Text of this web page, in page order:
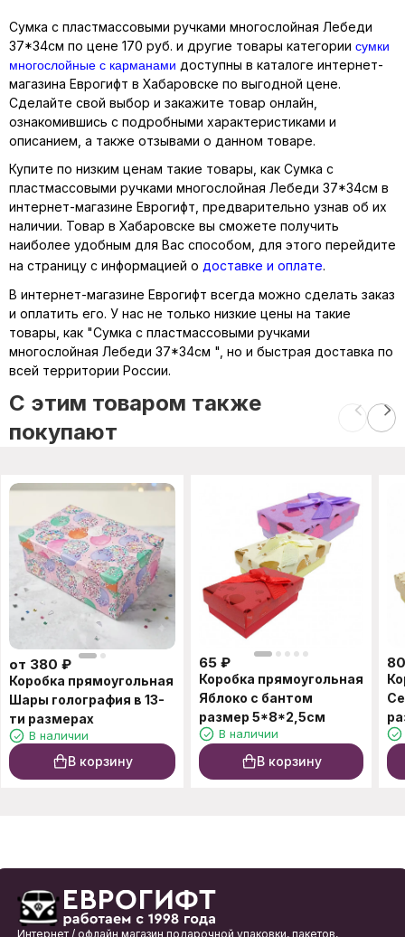
Сумка с пластмассовыми ручками многослойная Лебеди
37*34см по цене 170 руб. и другие товары категории сумки
многослойные с карманами доступны в каталоге интернет-
магазина Еврогифт в Хабаровске по выгодной цене.
Сделайте свой выбор и закажите товар онлайн,
ознакомившись с подробными характеристиками и
описанием, а также отзывами о данном товаре.
Купите по низким ценам такие товары, как Сумка с
пластмассовыми ручками многослойная Лебеди 37*34см в
интернет-магазине Еврогифт, предварительно узнав об их
наличии. Товар в Хабаровске вы сможете получить
наиболее удобным для Вас способом, для этого перейдите
на страницу с информацией о доставке и оплате.
В интернет-магазине Еврогифт всегда можно сделать заказ
и оплатить его. У нас не только низкие цены на такие
товары, как "Сумка с пластмассовыми ручками
многослойная Лебеди 37*34см ", но и быстрая доставка по
всей территории России.
C этим товаром также
покупают
от 380 ₽
Коробка прямоугольная
Шары голография в 13-
ти размерах
В наличии
В корзину
65 ₽
Коробка прямоугольная
Яблоко с бантом
размер 5*8*2,5см
В наличии
В корзину
80
Интернет / офлайн магазин подарочной упаковки, пакетов,